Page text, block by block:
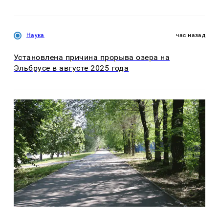
Наука час назад
Установлена причина прорыва озера на
Эльбрусе в августе 2025 года